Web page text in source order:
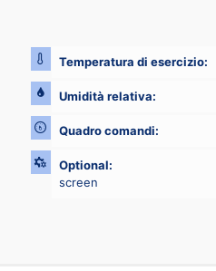
Temperatura di esercizio:
Umidità relativa:
Quadro comandi:
Optional:
screen